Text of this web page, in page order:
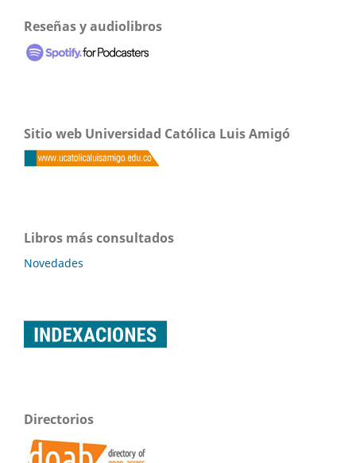
Reseñas y audiolibros
Sitio web Universidad Católica Luis Amigó
Libros más consultados
Novedades
Directorios